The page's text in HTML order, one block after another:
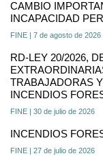
CAMBIO
INCAPACIDAD
FINE | 7 de agosto de 2026
RD-LEY 20/2026,
TRABAJADORAS
INCENDIOS
FINE | 30 de julio de 2026
INCENDIOS
FINE | 27 de julio de 2026